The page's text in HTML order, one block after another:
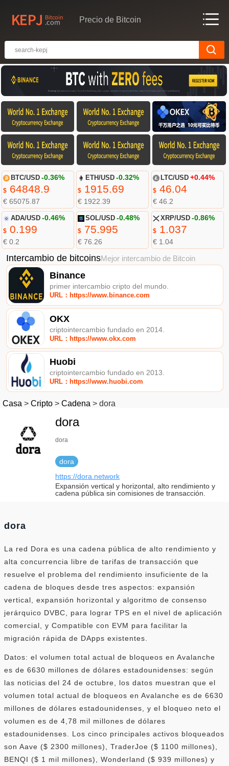
Precio de Bitcoin
BTC/USD -0.36%
$64848.9
€ 65075.87
ETH/USD -0.32%
$ 1915.69
€ 1922.39
LTC/USD +0.44%
$46.04
€ 46.2
ADA/USD -0.46%
$0.199
€ 0.2
SOL/USD -0.48%
$ 75.995
€ 76.26
XRP/USD -0.86%
$1.037
€ 1.04
Intercambio de bitcoinsMejor intercambio de Bitcoin
Binance
primer intercambio cripto del mundo.
URL：https://www.binance.com
OKX
criptointercambio fundado en 2014.
URL：https://www.okx.com
Huobi
criptointercambio fundado en 2013.
URL：https://www.huobi.com
Casa > Cripto > Cadena > dora
dora
dora
dora
https://dora.network
Expansión vertical y horizontal, alto rendimiento y
cadena pública sin comisiones de transacción.
dora
La red Dora es una cadena pública de alto rendimiento y
alta concurrencia libre de tarifas de transacción que
resuelve el problema del rendimiento insuficiente de la
cadena de bloques desde tres aspectos: expansión
vertical, expansión horizontal y algoritmo de consenso
jerárquico DVBC, para lograr TPS en el nivel de aplicación
comercial, y Compatible con EVM para facilitar la
migración rápida de DApps existentes.
Datos: el volumen total actual de bloqueos en Avalanche
es de 6630 millones de dólares estadounidenses: según
las noticias del 24 de octubre, los datos muestran que el
volumen total actual de bloqueos en Avalanche es de 6630
millones de dólares estadounidenses, y el bloqueo neto el
volumen es de 4,78 mil millones de dólares
estadounidenses. Los cinco principales activos bloqueados
son Aave ($ 2300 millones), TraderJoe ($ 1100 millones),
BENQI ($ 1 mil millones), Wonderland ($ 939 millones) y